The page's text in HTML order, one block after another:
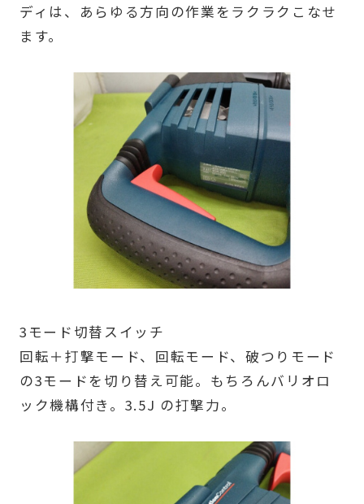
ディは、あらゆる方向の作業をラクラクこなせ
ます。
3モード切替スイッチ
回転＋打撃モード、回転モード、破つりモード
の3モードを切り替え可能。もちろんバリオロ
ック機構付き。3.5J の打撃力。